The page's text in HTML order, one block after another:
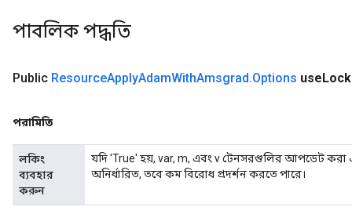
পাবলিক পদ্ধতি
Public ResourceApplyAdamWithAmsgrad.Options use
পরামিতি
লকিং
ব্যবহার
করুন
যদি 'True' হয়, var, m, এবং v টেনসরগুলির আপডেট করা
অনির্ধারিত, তবে কম বিরোধ প্রদর্শন করতে পারে।